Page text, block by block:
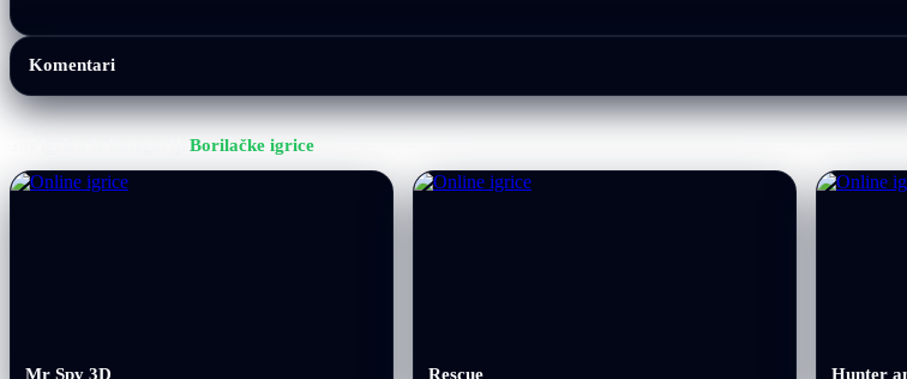
Komentari
Borilačke igrice
Mr Spy 3D Rescue Hunter